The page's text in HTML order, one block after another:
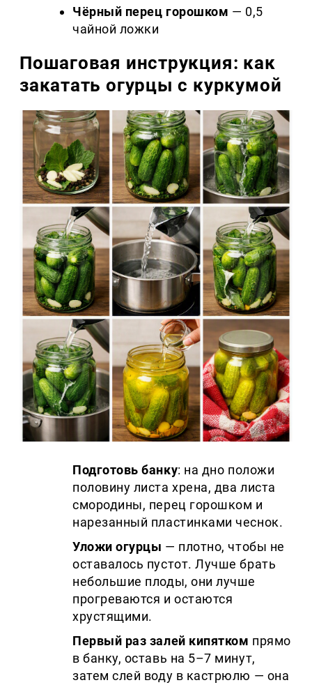
Чёрный перец горошком — 0,5
чайной ложки
Пошаговая инструкция: как
закатать огурцы с куркумой
Подготовь банку: на дно положи
половину листа хрена, два листа
смородины, перец горошком и
нарезанный пластинками чеснок.
Уложи огурцы — плотно, чтобы не
оставалось пустот. Лучше брать
небольшие плоды, они лучше
прогреваются и остаются
хрустящими.
Первый раз залей кипятком прямо
в банку, оставь на 5–7 минут,
затем слей воду в кастрюлю — она